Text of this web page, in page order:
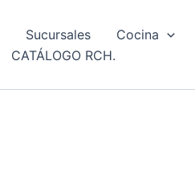
Sucursales Cocina
CATÁLOGO RCH.